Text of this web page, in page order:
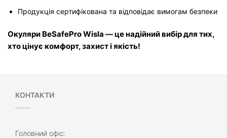
Продукція сертифікована та відповідає вимогам безпеки
Окуляри BeSafePro Wisla — це надійний вибір для тих,
хто цінує комфорт, захист і якість!
КОНТАКТИ
Головний офіс: